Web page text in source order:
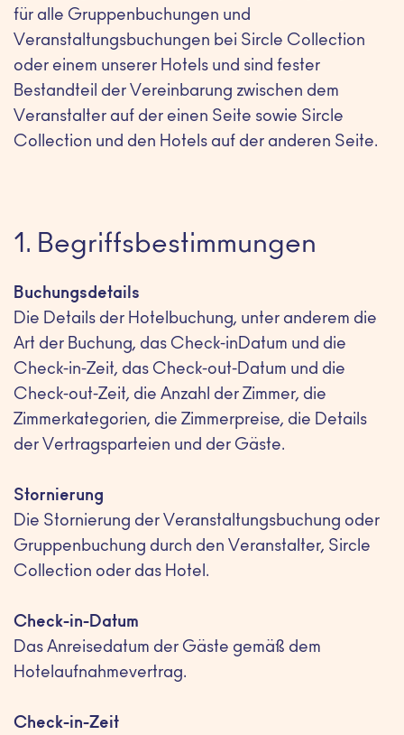
für alle Gruppenbuchungen und
Veranstaltungsbuchungen bei Sircle Collection
oder einem unserer Hotels und sind fester
Bestandteil der Vereinbarung zwischen dem
Veranstalter auf der einen Seite sowie Sircle
Collection und den Hotels auf der anderen Seite.
1. Begriffsbestimmungen
Buchungsdetails
Die Details der Hotelbuchung, unter anderem die
Art der Buchung, das Check-inDatum und die
Check-in-Zeit, das Check-out-Datum und die
Check-out-Zeit, die Anzahl der Zimmer, die
Zimmerkategorien, die Zimmerpreise, die Details
der Vertragsparteien und der Gäste.
Stornierung
Die Stornierung der Veranstaltungsbuchung oder
Gruppenbuchung durch den Veranstalter, Sircle
Collection oder das Hotel.
Check-in-Datum
Das Anreisedatum der Gäste gemäß dem
Hotelaufnahmevertrag.
Check-in-Zeit